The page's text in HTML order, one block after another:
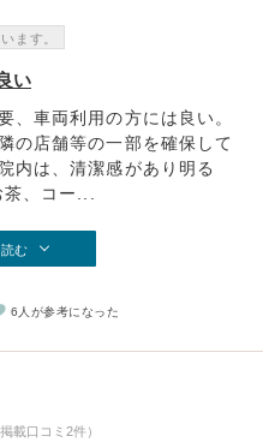
ます。
い
、車両利用の方には良い。
の店舗等の一部を確保して
内は、清潔感があり明る
、コー...
む
6人が参考になった
載口コミ2件）